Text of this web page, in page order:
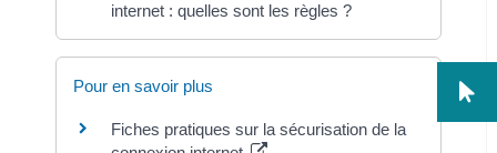
internet : quelles sont les règles ?
Pour en savoir plus
Fiches pratiques sur la sécurisation de la